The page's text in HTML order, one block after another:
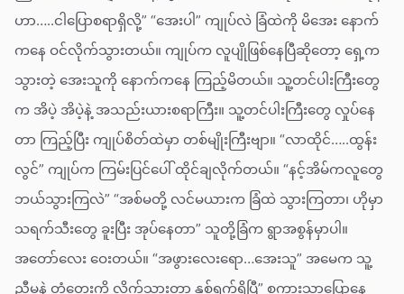
ဟာ…..ငါပြောစရာရှိလို့” “အေးပါ” ကျုပ်လဲ ခြံထဲကို မိအေး နောက်
ကနေ ဝင်လိုက်သွားတယ်။ ကျုပ်က လူပျိုဖြစ်နေပြီဆိုတော့ ရှေ့က
သွားတဲ့ အေးသူကို နောက်ကနေ ကြည့်မိတယ်။ သူ့တင်ပါးကြီးတွေ
က အိပဲ့ အိပဲ့နဲ့ အသည်းယားစရာကြီး။ သူ့တင်ပါးကြီးတွေ လှုပ်နေ
တာ ကြည့်ပြီး ကျုပ်စိတ်ထဲမှာ တစ်မျိုးကြီးဗျာ။ “လာထိုင်…..ထွန်း
လွင်” ကျုပ်က ကြမ်းပြင်ပေါ် ထိုင်ချလိုက်တယ်။ “နင့်အိမ်ကလူတွေ
ဘယ်သွားကြလဲ” “အစ်မတို့ လင်မယားက ခြံထဲ သွားကြတာ၊ ဟိုမှာ
သရက်သီးတွေ ခူးပြီး အုပ်နေတာ” သူတို့ခြံက ရွာအစွန်မှာပါ။
အတော်လေး ဝေးတယ်။ “အဖွားလေးရော…အေးသူ” အမေက သူ့
ညီမနဲ့ တွံတေးကို လိုက်သွားတာ နှစ်ရက်ရှိပြီ” စကားသာပြောနေ